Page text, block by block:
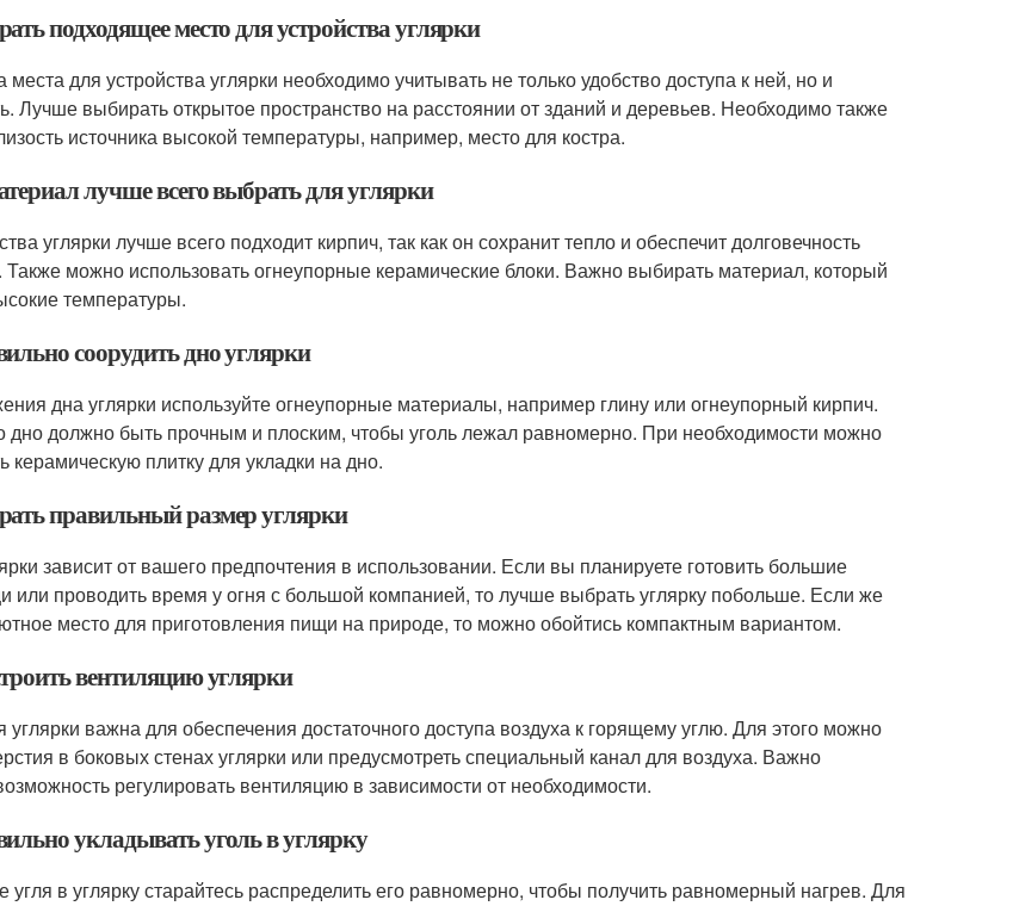
подходящее место для устройства углярки
для устройства углярки необходимо учитывать не только удобство доступа к ней, но и
Лучше выбирать открытое пространство на расстоянии от зданий и деревьев. Необходимо также
источника высокой температуры, например, место для костра.
лучше всего выбрать для углярки
углярки лучше всего подходит кирпич, так как он сохранит тепло и обеспечит долговечность
Также можно использовать огнеупорные керамические блоки. Важно выбирать материал, который
температуры.
соорудить дно углярки
дна углярки используйте огнеупорные материалы, например глину или огнеупорный кирпич.
дно должно быть прочным и плоским, чтобы уголь лежал равномерно. При необходимости можно
керамическую плитку для укладки на дно.
правильный размер углярки
зависит от вашего предпочтения в использовании. Если вы планируете готовить большие
проводить время у огня с большой компанией, то лучше выбрать углярку побольше. Если же
место для приготовления пищи на природе, то можно обойтись компактным вариантом.
вентиляцию углярки
углярки важна для обеспечения достаточного доступа воздуха к горящему углю. Для этого можно
в боковых стенах углярки или предусмотреть специальный канал для воздуха. Важно
регулировать вентиляцию в зависимости от необходимости.
укладывать уголь в углярку
угля в углярку старайтесь распределить его равномерно, чтобы получить равномерный нагрев. Для